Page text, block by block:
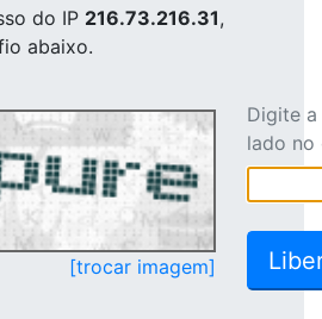
do IP 216.73.216.31,
abaixo.
[trocar imagem]
Digite
lado no